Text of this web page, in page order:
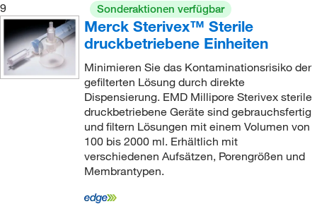
9 Sonderaktionen verfügbar
Merck Sterivex™ Sterile
druckbetriebene Einheiten
Minimieren Sie das Kontaminationsrisiko der
gefilterten Lösung durch direkte
Dispensierung. EMD Millipore Sterivex sterile
druckbetriebene Geräte sind gebrauchsfertig
und filtern Lösungen mit einem Volumen von
100 bis 2000 ml. Erhältlich mit
verschiedenen Aufsätzen, Porengrößen und
Membrantypen.